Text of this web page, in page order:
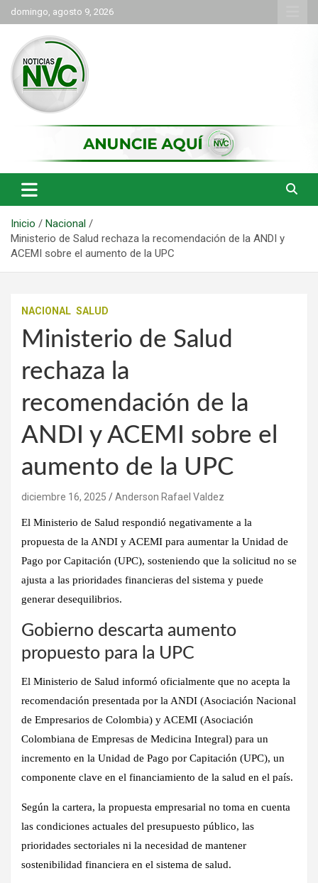
Saltar
al
contenido
domingo, agosto 9, 2026
NVC Noticias
Inicio
Nacional
Ministerio de Salud rechaza la recomendación de la ANDI y
ACEMI sobre el aumento de la UPC
NACIONAL SALUD
Ministerio de Salud
rechaza la
recomendación de la
ANDI y ACEMI sobre el
aumento de la UPC
diciembre 16, 2025 Anderson Rafael Valdez
El Ministerio de Salud respondió negativamente a la
propuesta de la ANDI y ACEMI para aumentar la Unidad de
Pago por Capitación (UPC), sosteniendo que la solicitud no se
ajusta a las prioridades financieras del sistema y puede
generar desequilibrios.
Gobierno descarta aumento
propuesto para la UPC
El Ministerio de Salud informó oficialmente que no acepta la
recomendación presentada por la ANDI (Asociación Nacional
de Empresarios de Colombia) y ACEMI (Asociación
Colombiana de Empresas de Medicina Integral) para un
incremento en la Unidad de Pago por Capitación (UPC), un
componente clave en el financiamiento de la salud en el país.
Según la cartera, la propuesta empresarial no toma en cuenta
las condiciones actuales del presupuesto público, las
prioridades sectoriales ni la necesidad de mantener
sostenibilidad financiera en el sistema de salud.